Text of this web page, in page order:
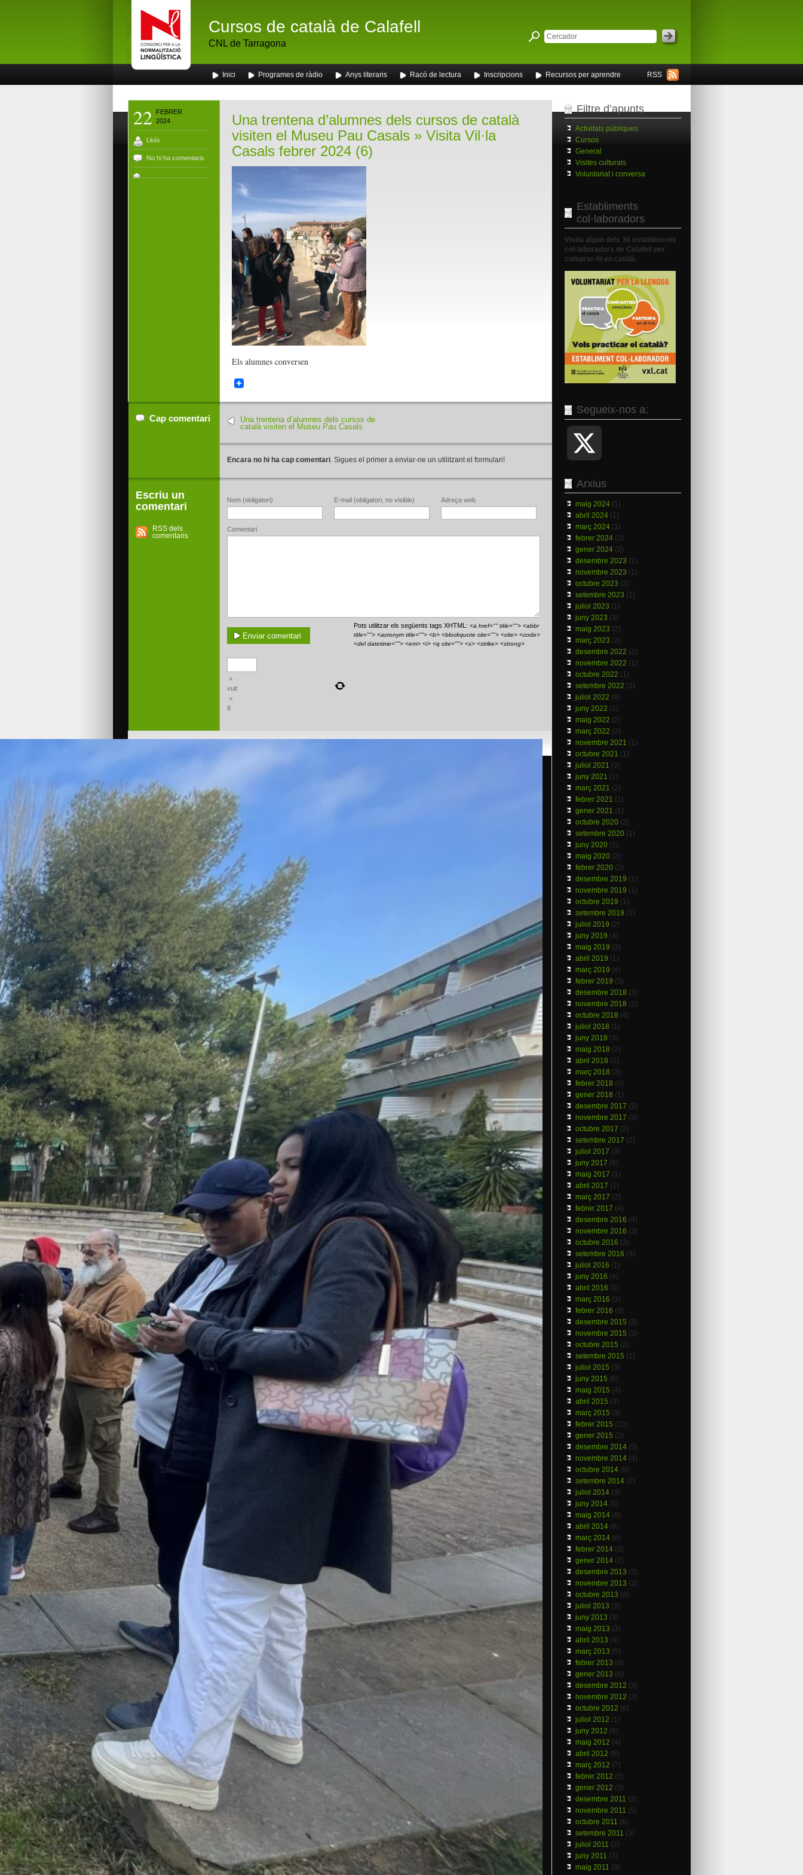
Cursos de català de Calafell
CNL de Tarragona
RSS
Inici Programes de ràdio Anys literaris Racó de lectura Inscripcions Recursos per aprendre
22
FEBRER
2024
Lluís
No hi ha comentaris
Una trentena d’alumnes dels cursos de català
visiten el Museu Pau Casals» Visita Vil·la
Casals febrer 2024 (6)
Els alumnes conversen
Cap comentari
Una trentena d’alumnes dels cursos de
català visiten el Museu Pau Casals
Encara no hi ha cap comentari. Sigues el primer a enviar-ne un utilitzant el formulari!
Escriu un
comentari
RSS dels
comentaris
Nom (obligatori) E-mail (obligatori, no visible) Adreça web
Comentari
Pots utilitzar els següents tags XHTML:<a href="" title=""> <abbr
title=""> <acronym title=""> <b> <blockquote cite=""> <cite> <code>
<del datetime=""> <em> <i> <q cite=""> <s> <strike> <strong>
×
vuit
=
8
Filtre d’apunts
Activitats públiques
Cursos
General
Visites culturals
Voluntariat i conversa
Establiments
col·laboradors
Visita algun dels 36 establiments
col·laboradors de Calafell per
comprar-hi en català.
Segueix-nos a:
Arxius
maig 2024(1)
abril 2024(1)
març 2024(1)
febrer 2024(2)
gener 2024(2)
desembre 2023 (1)
novembre 2023 (1)
octubre 2023 (2)
setembre 2023 (1)
juliol 2023 (1)
juny 2023 (3)
maig 2023 (2)
març 2023 (2)
desembre 2022 (2)
novembre 2022 (1)
octubre 2022 (1)
setembre 2022 (2)
juliol 2022 (4)
juny 2022 (1)
maig 2022 (2)
març 2022 (2)
novembre 2021 (1)
octubre 2021 (1)
juliol 2021 (2)
juny 2021 (1)
març 2021 (2)
febrer 2021 (1)
gener 2021 (1)
octubre 2020(2)
setembre 2020(1)
juny 2020(1)
maig 2020(2)
febrer 2020(2)
desembre 2019 (1)
novembre 2019 (1)
octubre 2019 (1)
setembre 2019 (1)
juliol 2019 (2)
juny 2019 (4)
maig 2019 (3)
abril 2019 (1)
març 2019 (4)
febrer 2019 (5)
desembre 2018 (3)
novembre 2018 (2)
octubre 2018 (4)
juliol 2018 (1)
juny 2018 (3)
maig 2018 (2)
abril 2018 (2)
març 2018 (3)
febrer 2018 (6)
gener 2018 (1)
desembre 2017 (2)
novembre 2017 (3)
octubre 2017 (2)
setembre 2017 (2)
juliol 2017 (3)
juny 2017 (5)
maig 2017 (1)
abril 2017 (1)
març 2017 (2)
febrer 2017 (4)
desembre 2016 (4)
novembre 2016 (3)
octubre 2016 (3)
setembre 2016 (3)
juliol 2016 (1)
juny 2016 (4)
abril 2016 (1)
març 2016 (1)
febrer 2016 (6)
desembre 2015 (3)
novembre 2015 (3)
octubre 2015 (2)
setembre 2015 (1)
juliol 2015 (3)
juny 2015 (6)
maig 2015 (4)
abril 2015 (3)
març 2015 (3)
febrer 2015 (10)
gener 2015 (2)
desembre 2014(5)
novembre 2014(4)
octubre 2014(6)
setembre 2014(2)
juliol 2014(3)
juny 2014(5)
maig 2014(8)
abril 2014(6)
març 2014(6)
febrer 2014(8)
gener 2014(2)
desembre 2013 (3)
novembre 2013 (2)
octubre 2013 (4)
juliol 2013 (3)
juny 2013 (3)
maig 2013 (3)
abril 2013 (4)
març 2013 (5)
febrer 2013 (8)
gener 2013 (6)
desembre 2012 (3)
novembre 2012 (3)
octubre 2012 (6)
juliol 2012 (1)
juny 2012 (5)
maig 2012 (4)
abril 2012 (6)
març 2012 (7)
febrer 2012 (5)
gener 2012 (3)
desembre 2011 (2)
novembre 2011 (5)
octubre 2011 (6)
setembre 2011 (3)
juliol 2011 (2)
juny 2011 (3)
maig 2011 (8)